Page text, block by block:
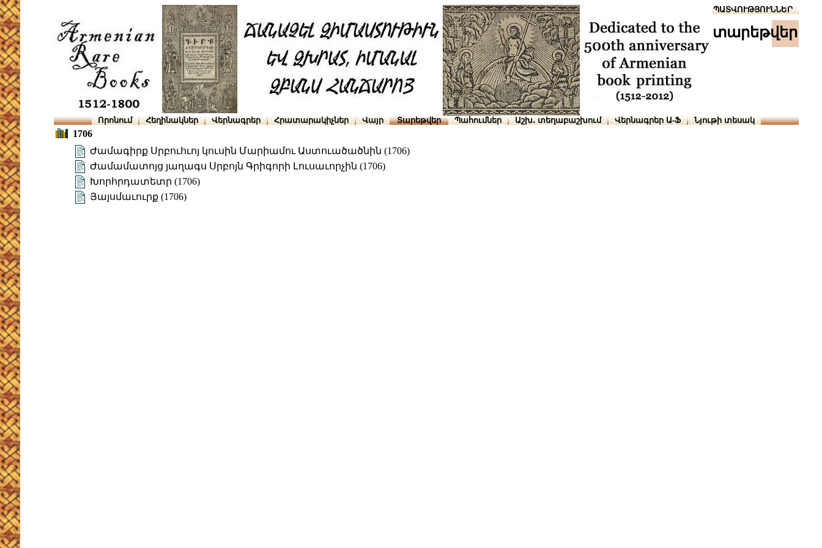
ՆԱԽԱՊԱՏՎՈՒԹՅՈՒՆՆԵՐ
տարեթվեր
Որոնում Հեղինակներ Վերնագրեր Հրատարակիչներ Վայր Տարեթվեր Պահումներ Աշխ․ տեղաբաշխում Վերնագրեր Ա-Ֆ Նյութի տեսակ
1706
Ժամագիրք Սրբուհւոյ կուսին Մարիամու Աստուածածնին (1706)
Ժամամատոյց յաղագս Սրբոյն Գրիգորի Լուսաւորչին (1706)
Խորհրդատետր (1706)
Յայսմաւուրք (1706)